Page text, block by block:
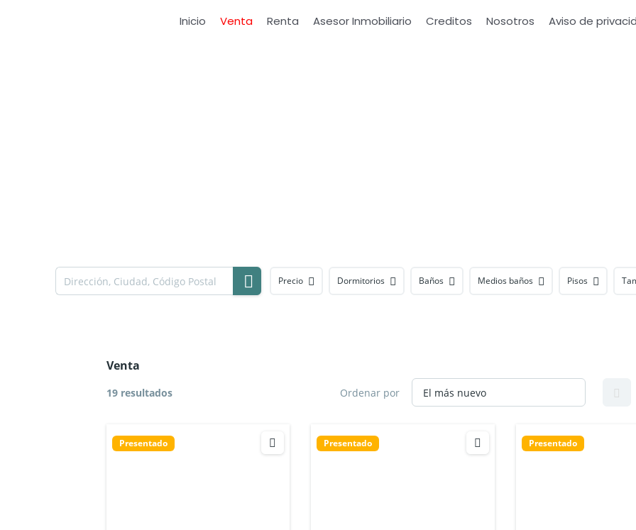
Inicio Venta Renta Asesor Inmobiliario Creditos Nosotros Aviso de
Precio Dormitorios Baños Medios baños Pisos
Venta
19 resultados Ordenar por
Presentado Presentado Presentado